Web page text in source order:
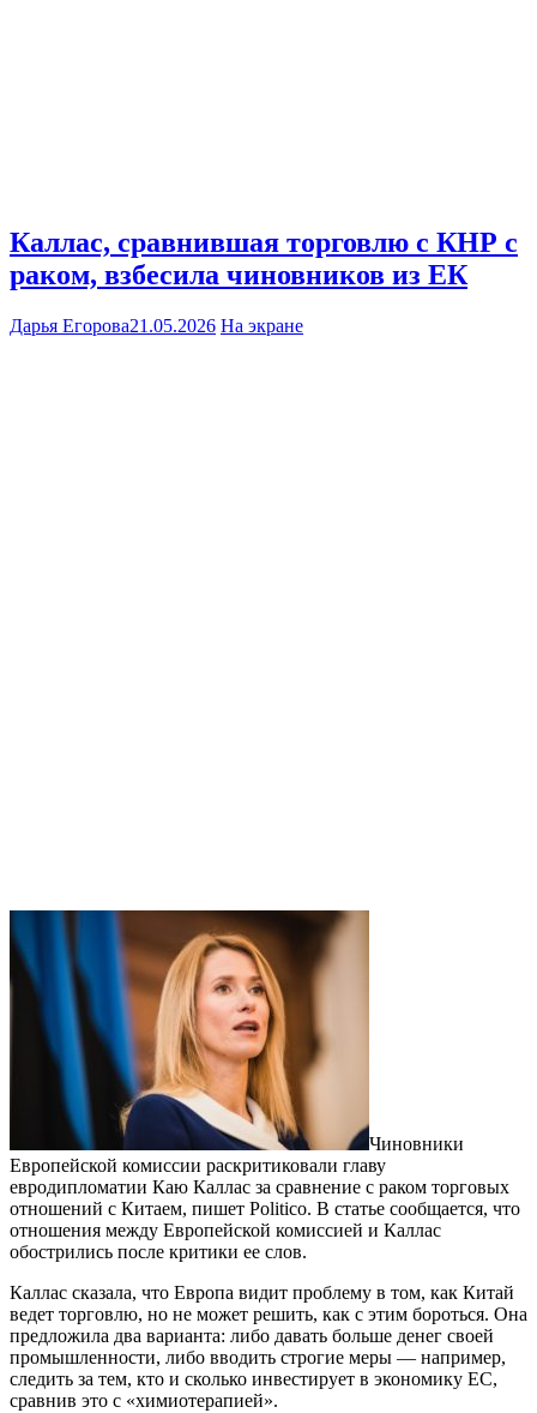
Каллас, сравнившая торговлю с КНР с
раком, взбесила чиновников из ЕК
Дарья Егорова21.05.2026 На экране
Чиновники
Европейской комиссии раскритиковали главу
евродипломатии Каю Каллас за сравнение с раком торговых
отношений с Китаем, пишет Politico. В статье сообщается, что
отношения между Европейской комиссией и Каллас
обострились после критики ее слов.
Каллас сказала, что Европа видит проблему в том, как Китай
ведет торговлю, но не может решить, как с этим бороться. Она
предложила два варианта: либо давать больше денег своей
промышленности, либо вводить строгие меры — например,
следить за тем, кто и сколько инвестирует в экономику ЕС,
сравнив это с «химиотерапией».